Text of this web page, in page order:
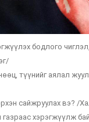
бодлого
түүнийг аялал
сайжруулах вэ? /
хэрэгжүүлж